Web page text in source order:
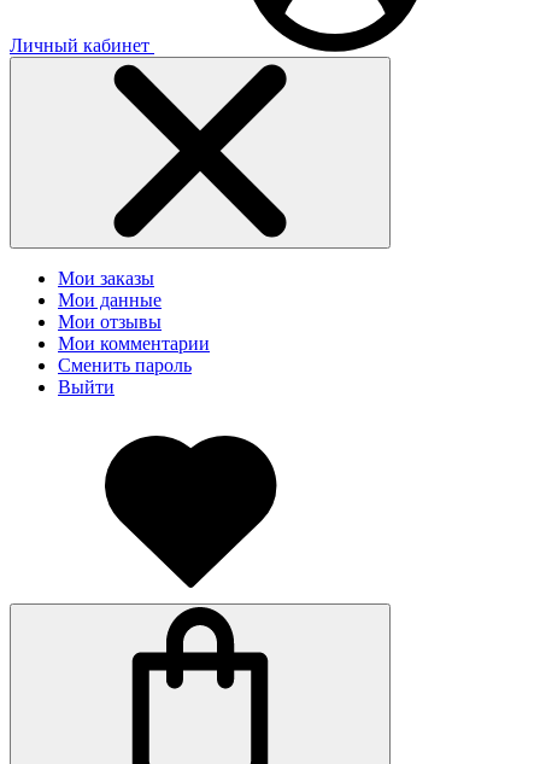
Личный кабинет
Мои заказы
Мои данные
Мои отзывы
Мои комментарии
Сменить пароль
Выйти